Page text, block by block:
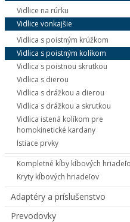
Vidlice na rúrku
Vidlice vonkajšie
Vidlica s poistným krúžkom
Vidlica s poistným kolíkom
Vidlica s poistnou skrutkou
Vidlica s dierou
Vidlica s drážkou a dierou
Vidlica s drážkou a skrutkou
Vidlica istená kolíkom pre
homokinetické kardany
Istiace prvky
Kompletné kĺby kĺbových
Kryty kĺbových hriadeľov
Adaptéry a príslušenstvo
Prevodovky